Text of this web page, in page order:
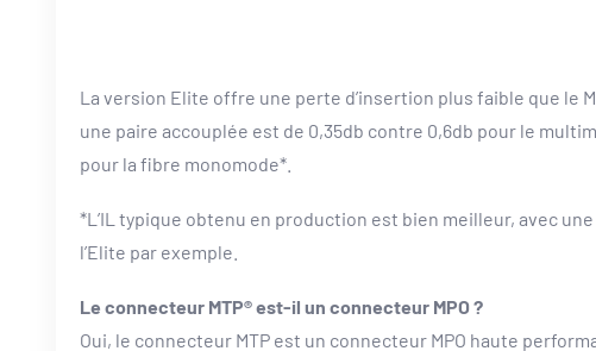
La version Elite offre une perte d’insertion plus faible que le
une paire accouplée est de 0,35db contre 0,6db pour le
pour la fibre monomode*.
*L’IL typique obtenu en production est bien meilleur, avec
l’Elite par exemple.
Le connecteur MTP® est-il un connecteur MPO ?
Oui, le connecteur MTP est un connecteur MPO haute